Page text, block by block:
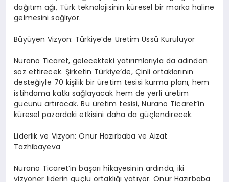
dağıtım ağı, Türk teknolojisinin küresel bir marka haline
gelmesini sağlıyor.
Büyüyen Vizyon: Türkiye’de Üretim Üssü Kuruluyor
Nurano Ticaret, gelecekteki yatırımlarıyla da adından
söz ettirecek. Şirketin Türkiye’de, Çinli ortaklarının
desteğiyle 70 kişilik bir üretim tesisi kurma planı, hem
istihdama katkı sağlayacak hem de yerli üretim
gücünü artıracak. Bu üretim tesisi, Nurano Ticaret’in
küresel pazardaki etkisini daha da güçlendirecek.
Liderlik ve Vizyon: Onur Hazırbaba ve Aizat
Tazhibayeva
Nurano Ticaret’in başarı hikayesinin ardında, iki
vizyoner liderin güçlü ortaklığı yatıyor. Onur Hazırbaba